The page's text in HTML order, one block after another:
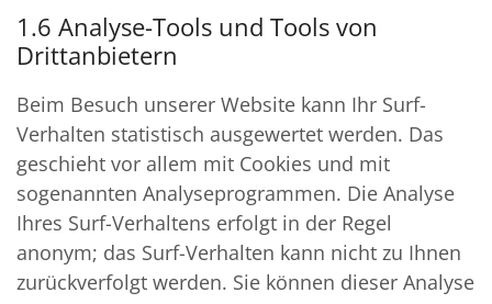
1.6 Analyse-Tools und Tools von
Drittanbietern
Beim Besuch unserer Website kann Ihr Surf-
Verhalten statistisch ausgewertet werden. Das
geschieht vor allem mit Cookies und mit
sogenannten Analyseprogrammen. Die Analyse
Ihres Surf-Verhaltens erfolgt in der Regel
anonym; das Surf-Verhalten kann nicht zu Ihnen
zurückverfolgt werden. Sie können dieser Analyse